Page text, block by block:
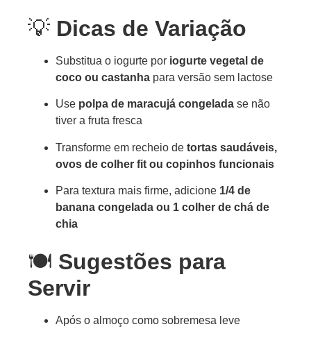
💡 Dicas de Variação
Substitua o iogurte por iogurte vegetal de
coco ou castanha para versão sem lactose
Use polpa de maracujá congelada se não
tiver a fruta fresca
Transforme em recheio de tortas saudáveis,
ovos de colher fit ou copinhos funcionais
Para textura mais firme, adicione 1/4 de
banana congelada ou 1 colher de chá de
chia
🍽️ Sugestões para
Servir
Após o almoço como sobremesa leve